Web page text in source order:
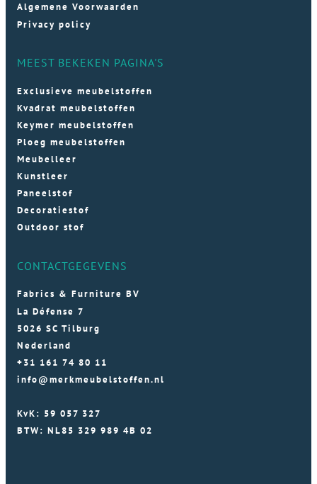
Algemene Voorwaarden
Privacy policy
MEEST BEKEKEN PAGINA'S
Exclusieve meubelstoffen
Kvadrat meubelstoffen
Keymer meubelstoffen
Ploeg meubelstoffen
Meubelleer
Kunstleer
Paneelstof
Decoratiestof
Outdoor stof
CONTACTGEGEVENS
Fabrics & Furniture BV
La Défense 7
5026 SC Tilburg
Nederland
+31 161 74 80 11
info@merkmeubelstoffen.nl
KvK: 59 057 327
BTW: NL85 329 989 4B 02